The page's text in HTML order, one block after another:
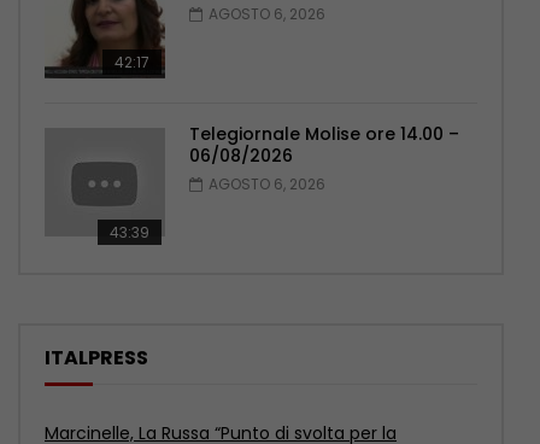
42:17
AGOSTO 6, 2026
43:39
Telegiornale Molise ore 14.00 –
06/08/2026
AGOSTO 6, 2026
ITALPRESS
Marcinelle, Sberna “Tutela lavoratori è il più grande